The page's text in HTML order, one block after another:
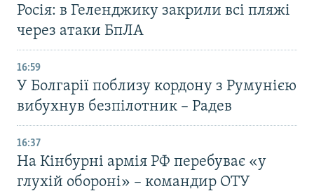
Росія: в Геленджику закрили всі пляжі
через атаки БпЛА
16:59
У Болгарії поблизу кордону з Румунією
вибухнув безпілотник – Радев
16:37
На Кінбурні армія РФ перебуває «у
глухій обороні» – командир ОТУ